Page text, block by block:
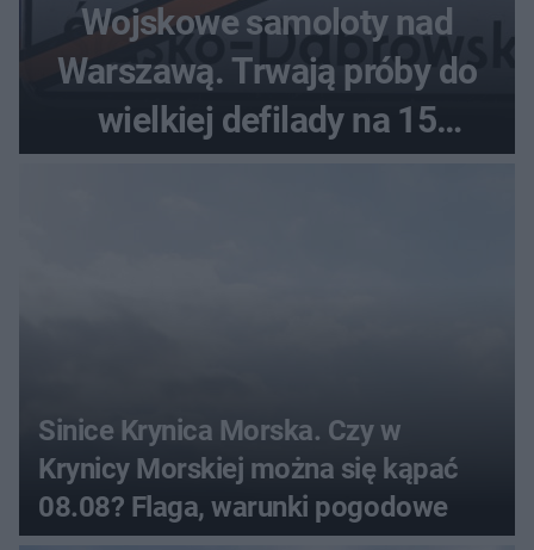
Wojskowe samoloty nad
Warszawą. Trwają próby do
wielkiej defilady na 15
Sinice Krynica Morska. Czy w
Krynicy Morskiej można się kąpać
08.08? Flaga, warunki pogodowe